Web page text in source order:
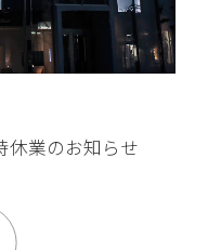
業のお知らせ